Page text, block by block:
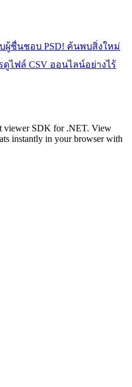
ผู้ชื่นชอบ PSD! ค้นพบสิ่งใหม่
ไฟล์ CSV ออนไลน์อย่างไร้
viewer SDK for .NET. View
instantly in your browser with